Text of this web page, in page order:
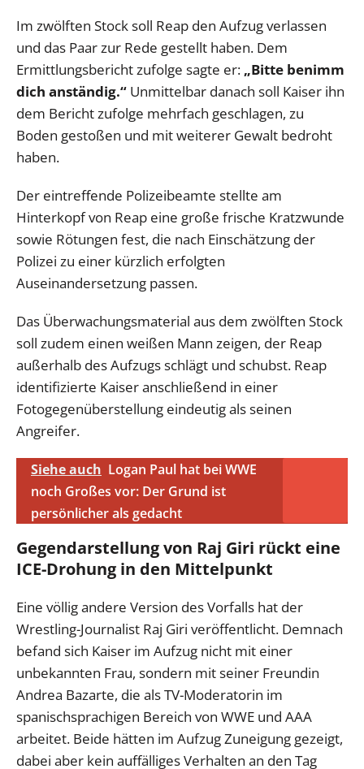
Im zwölften Stock soll Reap den Aufzug verlassen
und das Paar zur Rede gestellt haben. Dem
Ermittlungsbericht zufolge sagte er: „Bitte benimm
dich anständig.“ Unmittelbar danach soll Kaiser ihn
dem Bericht zufolge mehrfach geschlagen, zu
Boden gestoßen und mit weiterer Gewalt bedroht
haben.
Der eintreffende Polizeibeamte stellte am
Hinterkopf von Reap eine große frische Kratzwunde
sowie Rötungen fest, die nach Einschätzung der
Polizei zu einer kürzlich erfolgten
Auseinandersetzung passen.
Das Überwachungsmaterial aus dem zwölften Stock
soll zudem einen weißen Mann zeigen, der Reap
außerhalb des Aufzugs schlägt und schubst. Reap
identifizierte Kaiser anschließend in einer
Fotogegenüberstellung eindeutig als seinen
Angreifer.
Siehe auch Logan Paul hat bei WWE
noch Großes vor: Der Grund ist
persönlicher als gedacht
Gegendarstellung von Raj Giri rückt eine
ICE-Drohung in den Mittelpunkt
Eine völlig andere Version des Vorfalls hat der
Wrestling-Journalist Raj Giri veröffentlicht. Demnach
befand sich Kaiser im Aufzug nicht mit einer
unbekannten Frau, sondern mit seiner Freundin
Andrea Bazarte, die als TV-Moderatorin im
spanischsprachigen Bereich von WWE und AAA
arbeitet. Beide hätten im Aufzug Zuneigung gezeigt,
dabei aber kein auffälliges Verhalten an den Tag